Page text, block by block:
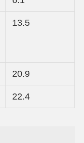
13.5
20.9
22.4